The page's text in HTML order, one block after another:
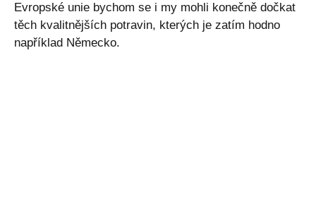
Evropské unie bychom se i my mohli konečně dočkat
těch kvalitnějších potravin, kterých je zatím hodno
například Německo.